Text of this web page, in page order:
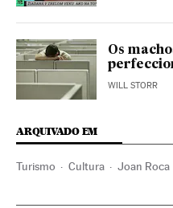
Os
WILL STORR
ARQUIVADO EM
Turismo Cultura Joan Roca